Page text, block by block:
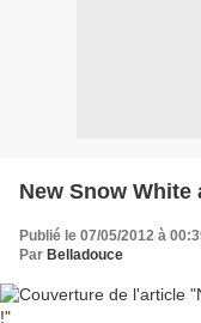
New Snow
Publié le 07/05/2012 à
Par Belladouce